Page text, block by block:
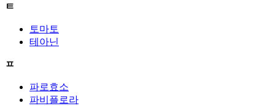
ㅌ
토마토
테아닌
ㅍ
파로효소
파비플로라